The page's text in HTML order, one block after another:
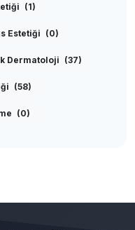
(1)
Estetiği (0)
Dermatoloji (37)
(58)
(0)